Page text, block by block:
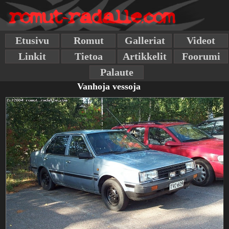
Etusivu Romut Galleriat
Videot
Linkit
Tietoa Artikkelit
Foorumi
Palaute
Vanhoja vessoja